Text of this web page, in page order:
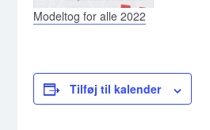
Modeltog for alle 2022
Tilføj til kalender